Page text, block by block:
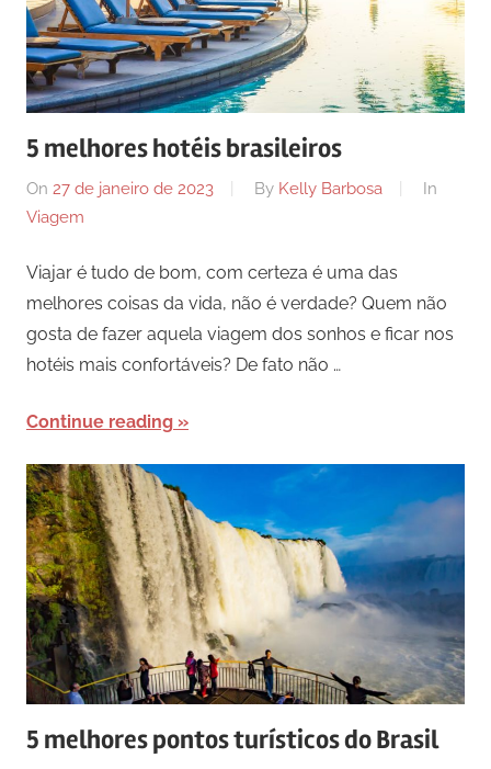
5 melhores hotéis brasileiros
On 27 de janeiro de 2023 By Kelly Barbosa
In
Viagem
Viajar é tudo de bom, com certeza é uma das
melhores coisas da vida, não é verdade? Quem não
gosta de fazer aquela viagem dos sonhos e ficar nos
hotéis mais confortáveis? De fato não …
Continue reading
5 melhores pontos turísticos do Brasil